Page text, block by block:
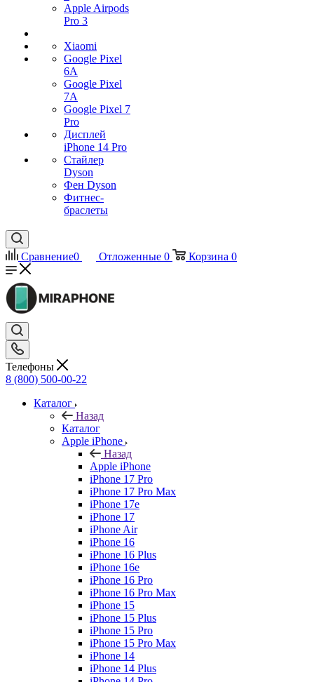
Apple Airpods
Pro 3
Xiaomi
Google Pixel
6A
Google Pixel
7А
Google Pixel 7
Pro
Дисплей
iPhone 14 Pro
Стайлер
Dyson
Фен Dyson
Фитнес-
браслеты
Сравнение0 Отложенные 0 Корзина 0
Телефоны
8 (800) 500-00-22
Каталог
Назад
Каталог
Apple iPhone
Назад
Apple iPhone
iPhone 17 Pro
iPhone 17 Pro Max
iPhone 17e
iPhone 17
iPhone Air
iPhone 16
iPhone 16 Plus
iPhone 16e
iPhone 16 Pro
iPhone 16 Pro Max
iPhone 15
iPhone 15 Plus
iPhone 15 Pro
iPhone 15 Pro Max
iPhone 14
iPhone 14 Plus